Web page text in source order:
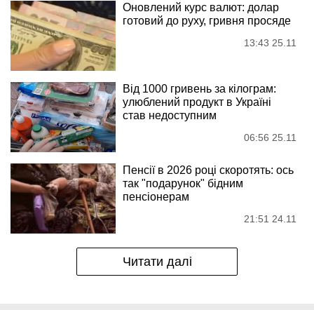
Оновлений курс валют: долар
готовий до руху, гривня просяде
13:43 25.11
Від 1000 гривень за кілограм:
улюблений продукт в Україні
став недоступним
06:56 25.11
Пенсії в 2026 році скоротять: ось
так "подарунок" бідним
пенсіонерам
21:51 24.11
Читати далі